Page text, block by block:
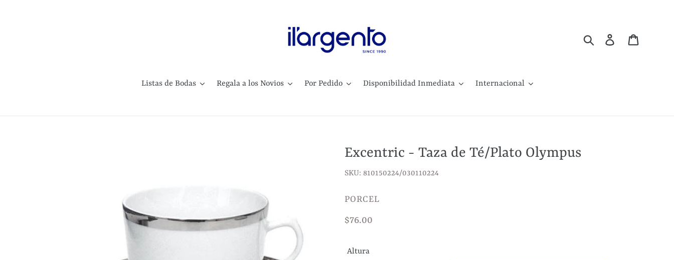
Buscar Ingresar
Listas de Bodas Regala a los Novios Por Pedido Disponibilidad Inmediata Internacional
Excentric - Taza de Té/Plato Olympus
SKU: 810150224/030110224
VENDEDOR
PORCEL
Precio
$76.00
Altura